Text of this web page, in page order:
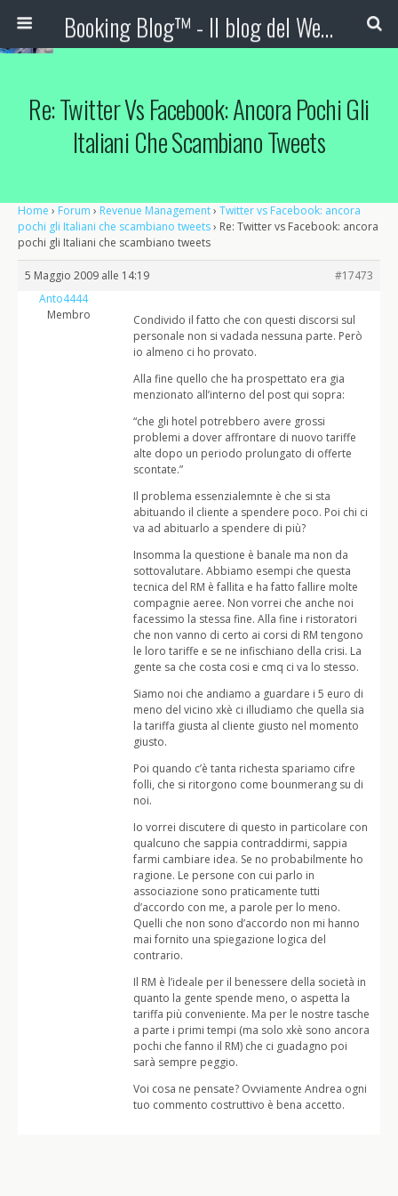
Booking Blog™ - Il blog del Web Marketing Turistico
Re: Twitter Vs Facebook: Ancora Pochi Gli
Italiani Che Scambiano Tweets
Home › Forum › Revenue Management› Twitter vs Facebook: ancora
pochi gli Italiani che scambiano tweets› Re: Twitter vs Facebook: ancora
pochi gli Italiani che scambiano tweets
5 Maggio 2009 alle 14:19
#17473
Anto4444
Membro
Condivido il fatto che con questi discorsi sul
personale non si vadada nessuna parte. Però
io almeno ci ho provato.
Alla fine quello che ha prospettato era gia
menzionato all’interno del post qui sopra:
“che gli hotel potrebbero avere grossi
problemi a dover affrontare di nuovo tariffe
alte dopo un periodo prolungato di offerte
scontate.”
Il problema essenzialemnte è che si sta
abituando il cliente a spendere poco. Poi chi ci
va ad abituarlo a spendere di più?
Insomma la questione è banale ma non da
sottovalutare. Abbiamo esempi che questa
tecnica del RM è fallita e ha fatto fallire molte
compagnie aeree. Non vorrei che anche noi
facessimo la stessa fine. Alla fine i ristoratori
che non vanno di certo ai corsi di RM tengono
le loro tariffe e se ne infischiano della crisi. La
gente sa che costa cosi e cmq ci va lo stesso.
Siamo noi che andiamo a guardare i 5 euro di
meno del vicino xkè ci illudiamo che quella sia
la tariffa giusta al cliente giusto nel momento
giusto.
Poi quando c’è tanta richesta spariamo cifre
folli, che si ritorgono come bounmerang su di
noi.
Io vorrei discutere di questo in particolare con
qualcuno che sappia contraddirmi, sappia
farmi cambiare idea. Se no probabilmente ho
ragione. Le persone con cui parlo in
associazione sono praticamente tutti
d’accordo con me, a parole per lo meno.
Quelli che non sono d’accordo non mi hanno
mai fornito una spiegazione logica del
contrario.
Il RM è l’ideale per il benessere della società in
quanto la gente spende meno, o aspetta la
tariffa più conveniente. Ma per le nostre tasche
a parte i primi tempi (ma solo xkè sono ancora
pochi che fanno il RM) che ci guadagno poi
sarà sempre peggio.
Voi cosa ne pensate? Ovviamente Andrea ogni
tuo commento costruttivo è bena accetto.